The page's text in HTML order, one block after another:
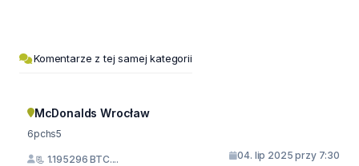
Komentarze z tej samej kategorii
McDonalds Wrocław
6pchs5
📃 1.195296 BTC.... 04. lip 2025 przy 7:30